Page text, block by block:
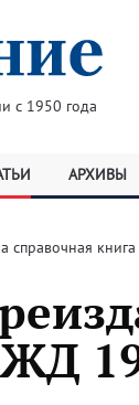
с 1950 года
АРХИВЫ
справочная